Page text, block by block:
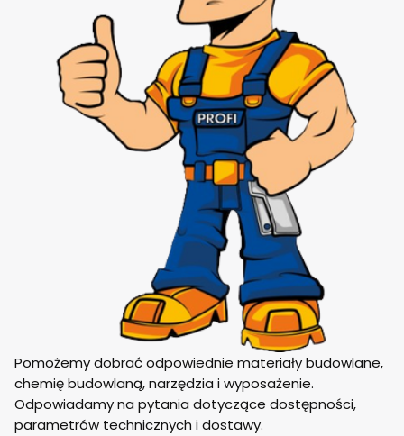
Pomożemy dobrać odpowiednie materiały budowlane,
chemię budowlaną, narzędzia i wyposażenie.
Odpowiadamy na pytania dotyczące dostępności,
parametrów technicznych i dostawy.